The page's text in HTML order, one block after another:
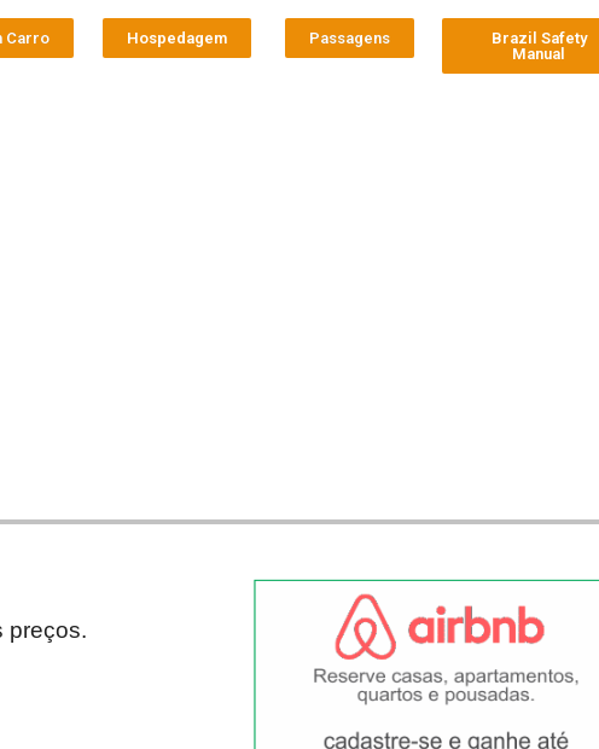
Carro Hospedagem Passagens
Brazil Safety
Manual
preços.